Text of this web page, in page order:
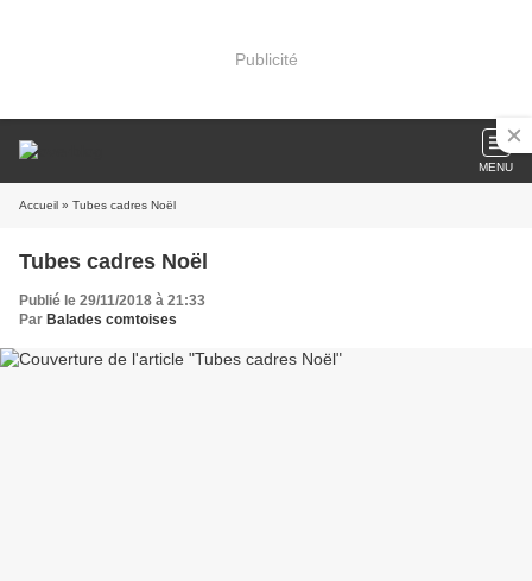
Publicité
MENU
Accueil » Tubes cadres Noël
Tubes cadres Noël
Publié le 29/11/2018 à 21:33
Par Balades comtoises